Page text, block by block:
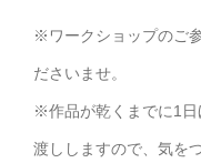
※ワークショップのご
ださいませ。
※作品が乾くまでに1日
渡ししますので、気を